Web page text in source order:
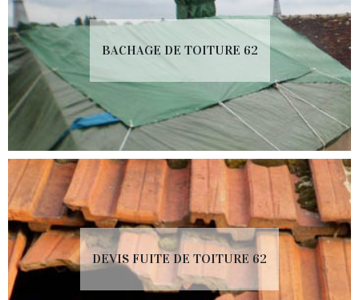
BACHAGE DE TOITURE 62
DEVIS FUITE DE TOITURE 62